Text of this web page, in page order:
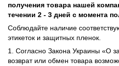
получения товара нашей
течении 2 - 3 дней с момента
Соблюдайте наличие
этикеток и защитных пленок.
1. Согласно Закона Украины «О
возврат или обмен товара